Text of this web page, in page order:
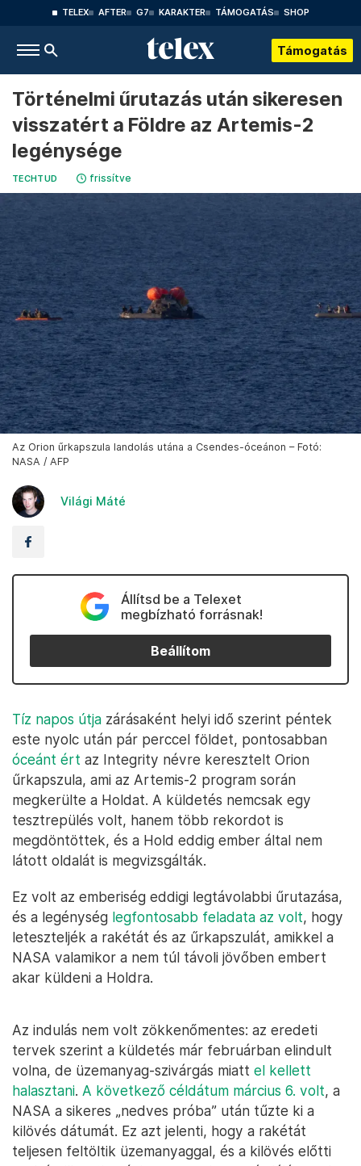
TELEX AFTER G7 KARAKTER TÁMOGATÁS SHOP
Támogatás
Történelmi űrutazás után sikeresen
visszatért a Földre az Artemis-2
legénysége
TECHTUD frissítve
Az Orion űrkapszula landolás utána a Csendes-óceánon – Fotó:
NASA / AFP
Világi Máté
Állítsd be a Telexet
megbízható forrásnak!
Beállítom
Tíz napos útja zárásaként helyi idő szerint péntek
este nyolc után pár perccel földet, pontosabban
óceánt ért az Integrity névre keresztelt Orion
űrkapszula, ami az Artemis-2 program során
megkerülte a Holdat. A küldetés nemcsak egy
tesztrepülés volt, hanem több rekordot is
megdöntöttek, és a Hold eddig ember által nem
látott oldalát is megvizsgálták.
Ez volt az emberiség eddigi legtávolabbi űrutazása,
és a legénység legfontosabb feladata az volt, hogy
leteszteljék a rakétát és az űrkapszulát, amikkel a
NASA valamikor a nem túl távoli jövőben embert
akar küldeni a Holdra.
Az indulás nem volt zökkenőmentes: az eredeti
tervek szerint a küldetés már februárban elindult
volna, de üzemanyag-szivárgás miatt el kellett
halasztani. A következő céldátum március 6. volt, a
NASA a sikeres „nedves próba” után tűzte ki a
kilövés dátumát. Ez azt jelenti, hogy a rakétát
teljesen feltöltik üzemanyaggal, és a kilövés előtti